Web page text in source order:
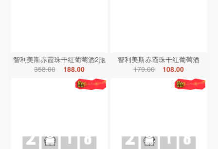
智利美斯赤霞珠干红葡萄酒2瓶
358.00
188.00
智利美斯赤霞珠干红葡萄酒
179.00
108.00